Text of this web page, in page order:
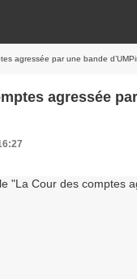
agressée par une bande
agressée